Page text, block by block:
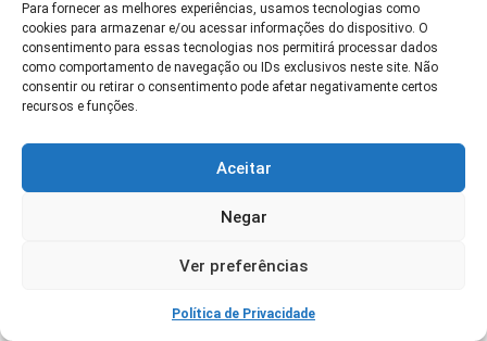
Para fornecer as melhores experiências, usamos tecnologias como
cookies para armazenar e/ou acessar informações do dispositivo. O
consentimento para essas tecnologias nos permitirá processar dados
como comportamento de navegação ou IDs exclusivos neste site. Não
consentir ou retirar o consentimento pode afetar negativamente certos
recursos e funções.
Aceitar
Negar
Ver preferências
Política de Privacidade
🛒 OFERTA